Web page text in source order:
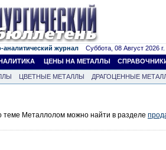
журнал Суббота, 08 Август 2026 г.
ЦЕНЫ НА МЕТАЛЛЫ
ЦВЕТНЫЕ МЕТАЛЛЫ
ДРАГОЦЕННЫЕ
теме Металлолом можно найти в разделе